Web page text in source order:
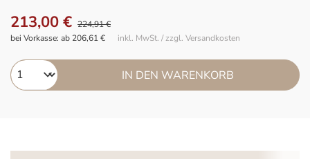
213,00 € 224,91 €
inkl. MwSt. / zzgl. Versandkosten
bei Vorkasse: ab 206,61 €
IN DEN WARENKORB